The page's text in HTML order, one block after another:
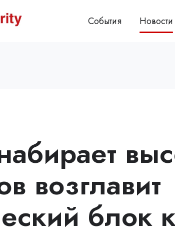
События Новости
возглавит
блок